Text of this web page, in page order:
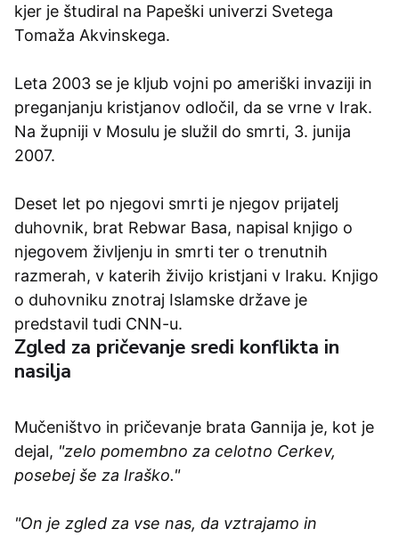
kjer je študiral na Papeški univerzi Svetega
Tomaža Akvinskega.
Leta 2003 se je kljub vojni po ameriški invaziji in
preganjanju kristjanov odločil, da se vrne v Irak.
Na župniji v Mosulu je služil do smrti, 3. junija
2007.
Deset let po njegovi smrti je njegov prijatelj
duhovnik, brat Rebwar Basa, napisal knjigo o
njegovem življenju in smrti ter o trenutnih
razmerah, v katerih živijo kristjani v Iraku. Knjigo
o duhovniku znotraj Islamske države je
predstavil tudi CNN-u.
Zgled za pričevanje sredi konflikta in
nasilja
Mučeništvo in pričevanje brata Gannija je, kot je
dejal, "zelo pomembno za celotno Cerkev,
posebej še za Iraško."
"On je zgled za vse nas, da vztrajamo in